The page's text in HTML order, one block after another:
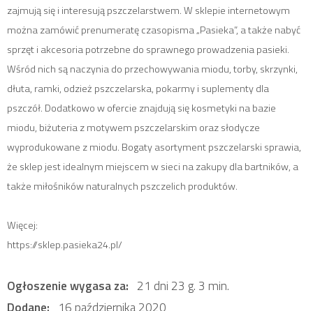
zajmują się i interesują pszczelarstwem. W sklepie internetowym
można zamówić prenumeratę czasopisma „Pasieka”, a także nabyć
sprzęt i akcesoria potrzebne do sprawnego prowadzenia pasieki.
Wśród nich są naczynia do przechowywania miodu, torby, skrzynki,
dłuta, ramki, odzież pszczelarska, pokarmy i suplementy dla
pszczół. Dodatkowo w ofercie znajdują się kosmetyki na bazie
miodu, biżuteria z motywem pszczelarskim oraz słodycze
wyprodukowane z miodu. Bogaty asortyment pszczelarski sprawia,
że sklep jest idealnym miejscem w sieci na zakupy dla bartników, a
także miłośników naturalnych pszczelich produktów.
Więcej:
https://sklep.pasieka24.pl/
Ogłoszenie wygasa za: 21 dni 23 g. 3 min.
Dodane: 16 października 2020